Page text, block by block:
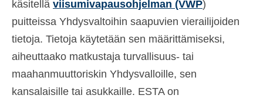
käsitellä viisumivapausohjelman (VWP)
puitteissa Yhdysvaltoihin saapuvien vierailijoiden
tietoja. Tietoja käytetään sen määrittämiseksi,
aiheuttaako matkustaja turvallisuus- tai
maahanmuuttoriskin Yhdysvalloille, sen
kansalaisille tai asukkaille. ESTA on